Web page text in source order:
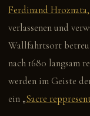
Ferdinand
verlassenen und
Wallfahrtsort
nach 1680 langsam
werden im Geiste
ein „Sacre